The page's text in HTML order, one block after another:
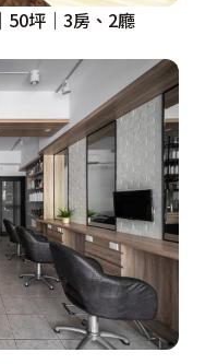
50坪｜3房、2廳